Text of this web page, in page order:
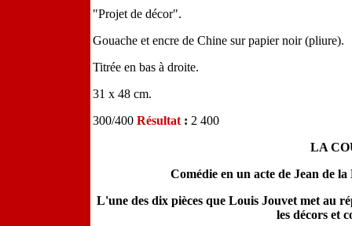
"Projet de décor".
Gouache et encre de Chine sur papier noir (pliure).
Titrée en bas à droite.
31 x 48 cm.
300/400 Résultat : 2 400
LA
Comédie en un acte de Jean de
L'une des dix pièces que Louis Jouvet met au
les décors et